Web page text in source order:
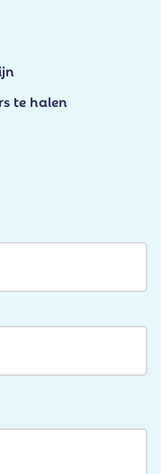
te halen